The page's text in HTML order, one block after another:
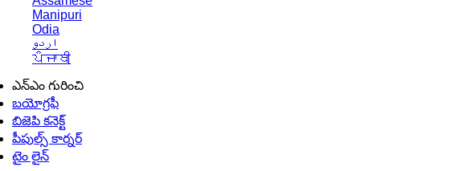
Manipuri
Odia
اردو
ਪੰਜਾਬੀ
ఎన్ఎం గురించి
బయోగ్రఫీ
బిజెపి కనెక్ట్
పీపుల్స్ కార్నర్
టైం లైన్